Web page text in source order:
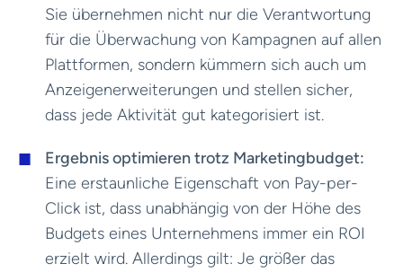
Sie übernehmen nicht nur die Verantwortung
für die Überwachung von Kampagnen auf allen
Plattformen, sondern kümmern sich auch um
Anzeigenerweiterungen und stellen sicher,
dass jede Aktivität gut kategorisiert ist.
Ergebnis optimieren trotz Marketingbudget:
Eine erstaunliche Eigenschaft von Pay-per-
Click ist, dass unabhängig von der Höhe des
Budgets eines Unternehmens immer ein ROI
erzielt wird. Allerdings gilt: Je größer das